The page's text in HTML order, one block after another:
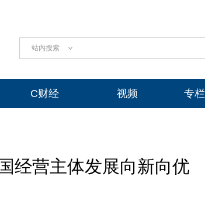
站内搜索
C财经 视频 专栏
经营主体发展向新向优